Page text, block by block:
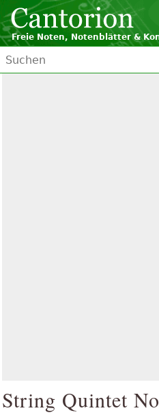
Freie Noten, Notenblätter &
String Quintet